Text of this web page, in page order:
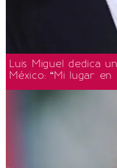
Luis Miguel dedica
México: “Mi lugar